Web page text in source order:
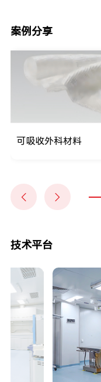
案例分享
可吸收外科材料
技术平台